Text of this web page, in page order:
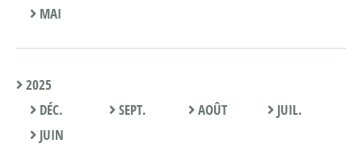
MAI
2025
DÉC.
SEPT. AOÛT
JUIL.
JUIN